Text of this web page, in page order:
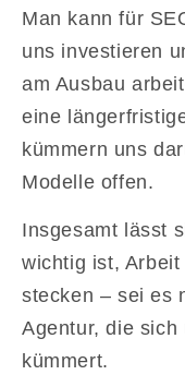
Man kann für
uns investieren
am Ausbau
eine
kümmern uns
Modelle offen.
Insgesamt lässt
wichtig ist,
stecken – sei es
Agentur, die sich
kümmert.